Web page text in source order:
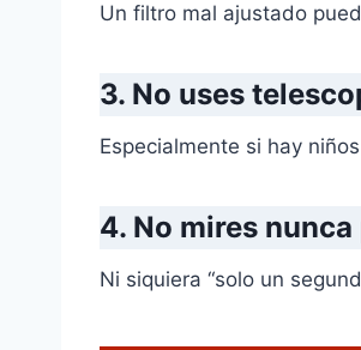
Un filtro mal ajustado
3. No uses
Especialmente si hay
4. No mires
Ni siquiera “solo un